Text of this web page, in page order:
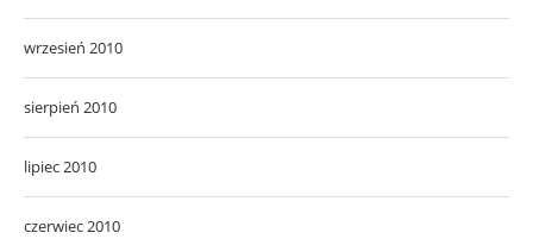
wrzesień 2010
sierpień 2010
lipiec 2010
czerwiec 2010